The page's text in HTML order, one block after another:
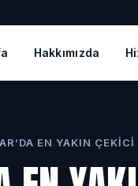
Hakkımızda
EN YAKIN